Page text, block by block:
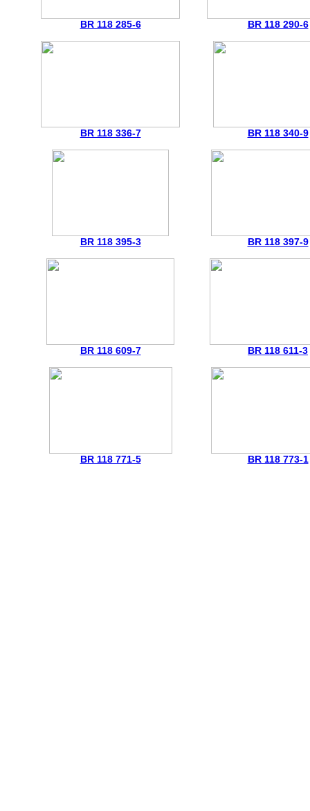
BR 118 285-6 BR 118 290-6
BR 118 336-7 BR 118 340-9
BR 118 395-3 BR 118 397-9
BR 118 609-7 BR 118 611-3
BR 118 771-5 BR 118 773-1